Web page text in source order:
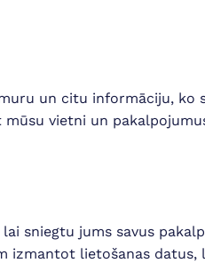
un citu informāciju,
vietni un
sniegtu jums savus
izmantot lietošanas